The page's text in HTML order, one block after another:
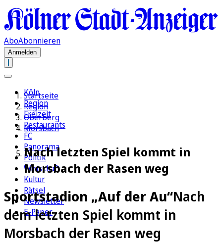
AboAbonnieren
Anmelden
Köln
Region
Freizeit
Restaurants
FC
Panorama
Politik
Wirtschaft
Kultur
Rätsel
Newsletter
E-Paper
Startseite
Region
Oberberg
Morsbach
Nach letzten Spiel kommt in
Morsbach der Rasen weg
Sportstadion „Auf der Au“Nach
dem letzten Spiel kommt in
Morsbach der Rasen weg